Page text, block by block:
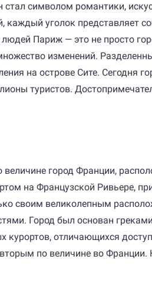
символом романтики,
каждый уголок
Париж — это не просто
изменений.
на острове Сите. Сегодня
туристов.
город Франции,
на Французской Ривьере,
своим великолепным
Город был основан
отличающихся
по величине во